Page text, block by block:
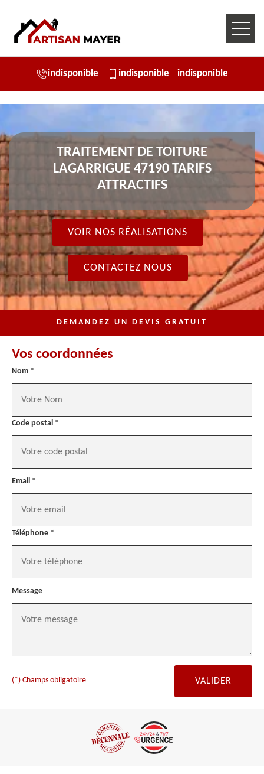
indisponible indisponible indisponible
TRAITEMENT DE TOITURE
LAGARRIGUE 47190 TARIFS
ATTRACTIFS
VOIR NOS RÉALISATIONS
CONTACTEZ NOUS
DEMANDEZ UN DEVIS GRATUIT
Vos coordonnées
Nom *
Code postal *
Email *
Téléphone *
Message
(*) Champs obligatoire